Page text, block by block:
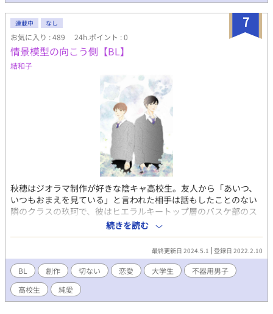
7
連載中 なし
お気に入り : 489 24h.ポイント : 0
情景模型の向こう側【BL】
結和子
秋穂はジオラマ制作が好きな陰キャ高校生。友人から「あいつ、
いつもおまえを見ている」と言われた相手は話もしたことのない
隣のクラスの玖珂で、彼はヒエラルキートップ層のバスケ部のス
ターだった。 初めは玖珂に嫌悪感を抱く秋穂だったが、どんどん
意識してしまい…。 不器用男子の純愛物語です。
続きを読む
最終更新日 2024.5.1 登録日 2022.2.10
BL 創作 切ない 恋愛 大学生
不器用男子
高校生
純愛